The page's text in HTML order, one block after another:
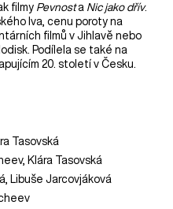
filmy Pevnosta Nic jako dřív.
lva, cenu poroty na
filmů v Jihlavě nebo
Podílela se také na
20. století v Česku.
Tasovská
Klára Tasovská
Libuše Jarcovjáková